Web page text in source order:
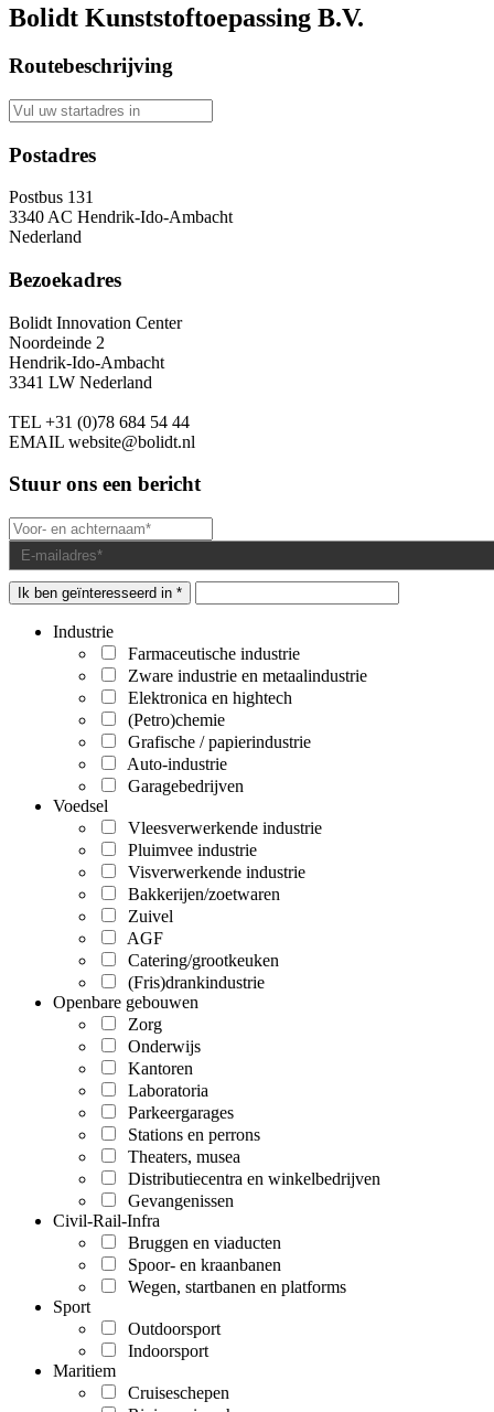
Bolidt Kunststoftoepassing B.V.
Routebeschrijving
Postadres
Postbus 131
3340 AC Hendrik-Ido-Ambacht
Nederland
Bezoekadres
Bolidt Innovation Center
Noordeinde 2
Hendrik-Ido-Ambacht
3341 LW Nederland
TEL +31 (0)78 684 54 44
EMAIL website@bolidt.nl
Stuur ons een bericht
Ik ben geïnteresseerd in *
Industrie
Farmaceutische industrie
Zware industrie en metaalindustrie
Elektronica en hightech
(Petro)chemie
Grafische / papierindustrie
Auto-industrie
Garagebedrijven
Voedsel
Vleesverwerkende industrie
Pluimvee industrie
Visverwerkende industrie
Bakkerijen/zoetwaren
Zuivel
AGF
Catering/grootkeuken
(Fris)drankindustrie
Openbare gebouwen
Zorg
Onderwijs
Kantoren
Laboratoria
Parkeergarages
Stations en perrons
Theaters, musea
Distributiecentra en winkelbedrijven
Gevangenissen
Civil-Rail-Infra
Bruggen en viaducten
Spoor- en kraanbanen
Wegen, startbanen en platforms
Sport
Outdoorsport
Indoorsport
Maritiem
Cruiseschepen